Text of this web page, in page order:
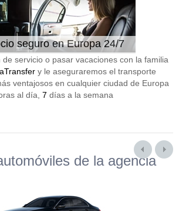
seguro en Europa 24/7
servicio o pasar vacaciones con la familia
y le aseguraremos el transporte
ventajosos en cualquier ciudad de Europa
al día, 7 días a la semana
de la agencia